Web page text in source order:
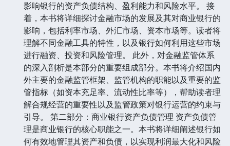
影响银行的资产负债结构、盈利能力和风险水平。 接
着，本书将详细探讨金融市场的发展及其对商业银行的
影响，包括利率市场、外汇市场、资本市场等。读者将
理解不同金融工具的特性，以及银行如何利用这些市场
进行融资、投资和风险管理。 此外，对金融监管体系
的深入剖析是本部分的重要组成部分。本书将介绍国内
外主要的金融监管框架、监管机构的职能以及重要的监
管指标（如资本充足率、流动性比率等），帮助读者理
解合规经营的重要性以及监管政策对银行运营的约束与
引导。 第二部分：商业银行资产负债管理 资产负债管
理是商业银行的核心职能之一。本书将详细阐述银行如
何有效地管理其资产和负债，以实现利润最大化和风险